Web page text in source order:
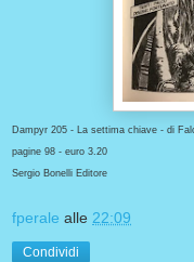
Dampyr 205 - La settima chiave - di
pagine 98 - euro 3.20
Sergio Bonelli Editore
fperale alle 22:09
Condividi